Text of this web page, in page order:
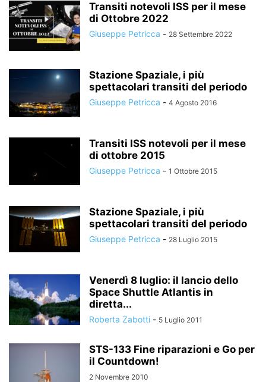
Transiti notevoli ISS per il mese
di Ottobre 2022
Giuseppe Petricca - 28 Settembre 2022
Stazione Spaziale, i più
spettacolari transiti del periodo
Giuseppe Petricca - 4 Agosto 2016
Transiti ISS notevoli per il mese
di ottobre 2015
Giuseppe Petricca - 1 Ottobre 2015
Stazione Spaziale, i più
spettacolari transiti del periodo
Giuseppe Petricca - 28 Luglio 2015
Venerdì 8 luglio: il lancio dello
Space Shuttle Atlantis in
diretta...
Roberta Zabotti - 5 Luglio 2011
STS-133 Fine riparazioni e Go per
il Countdown!
2 Novembre 2010